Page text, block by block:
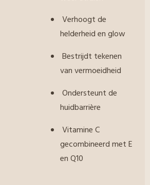
Verhoogt de
helderheid en glow
Bestrijdt tekenen
van vermoeidheid
Ondersteunt de
huidbarrière
Vitamine C
gecombineerd met E
en Q10